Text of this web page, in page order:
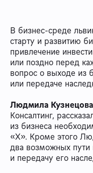
В бизнес-среде
старту и развитию
привлечение
или поздно перед
вопрос о выходе из
или передаче
Людмила Кузнецова
Консалтинг,
из бизнеса
«Х». Кроме этого
два возможных
и передачу его